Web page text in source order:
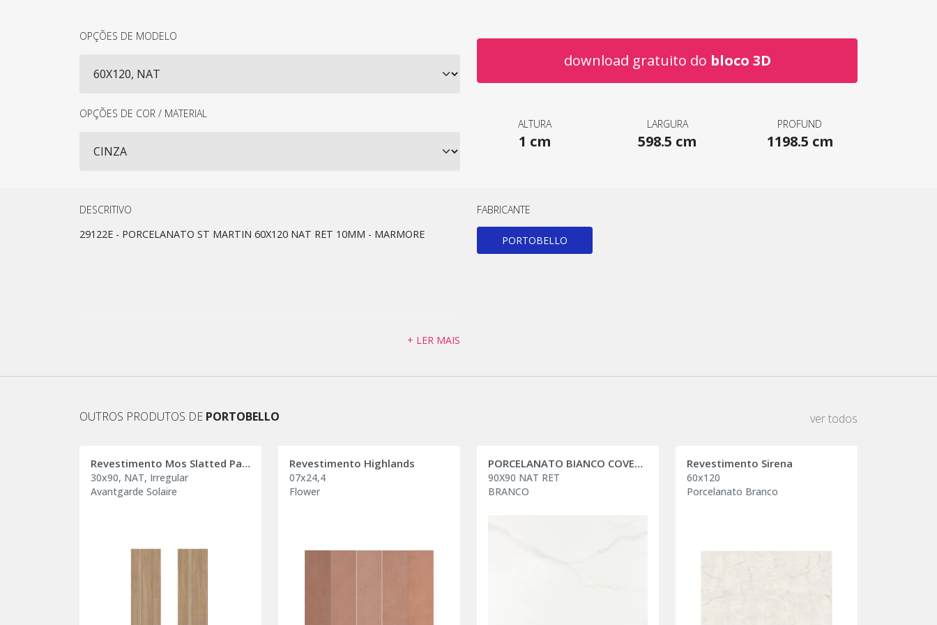
OPÇÕES DE MODELO
OPÇÕES DE COR / MATERIAL
download gratuito do bloco 3D
ALTURA
1 cm
LARGURA
598.5 cm
PROFUND
1198.5 cm
DESCRITIVO
29122E - PORCELANATO ST MARTIN 60X120 NAT RET 10MM - MARMORE
+ LER MAIS
FABRICANTE
PORTOBELLO
OUTROS PRODUTOS DE PORTOBELLO ver todos
Revestimento Mos Slatted Panel
30x90, NAT, Irregular
Avantgarde Solaire
Revestimento Highlands
07x24,4
Flower
PORCELANATO BIANCO COVELANO
90X90 NAT RET
BRANCO
Revestimento Sirena
60x120
Porcelanato Branco